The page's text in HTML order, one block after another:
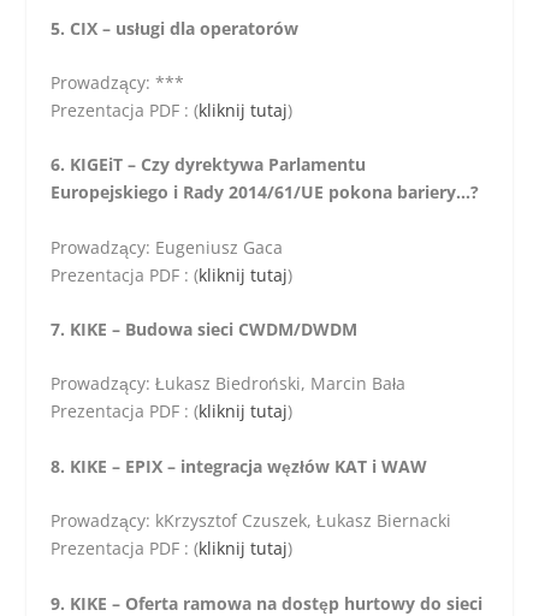
5. CIX – usługi dla operatorów
Prowadzący: ***
Prezentacja PDF : (kliknij tutaj)
6. KIGEiT – Czy dyrektywa Parlamentu
Europejskiego i Rady 2014/61/UE pokona bariery…?
Prowadzący: Eugeniusz Gaca
Prezentacja PDF : (kliknij tutaj)
7. KIKE – Budowa sieci CWDM/DWDM
Prowadzący: Łukasz Biedroński, Marcin Bała
Prezentacja PDF : (kliknij tutaj)
8. KIKE – EPIX – integracja węzłów KAT i WAW
Prowadzący: kKrzysztof Czuszek, Łukasz Biernacki
Prezentacja PDF : (kliknij tutaj)
9. KIKE – Oferta ramowa na dostęp hurtowy do sieci